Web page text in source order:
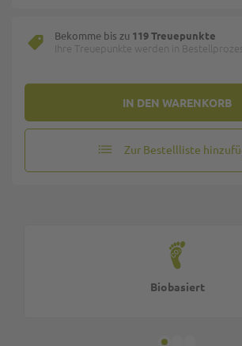
IN DEN WARENKORB
Bekomme bis zu 119 Treuepunkte
Ihre Treuepunkte werden in
Zur Bestellliste
Biobasiert